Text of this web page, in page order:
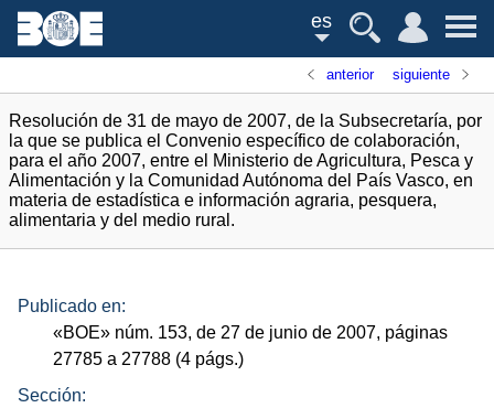
es
anterior siguiente
Resolución de 31 de mayo de 2007, de la Subsecretaría, por
la que se publica el Convenio específico de colaboración,
para el año 2007, entre el Ministerio de Agricultura, Pesca y
Alimentación y la Comunidad Autónoma del País Vasco, en
materia de estadística e información agraria, pesquera,
alimentaria y del medio rural.
Publicado en:
«BOE» núm. 153, de 27 de junio de 2007, páginas
27785 a 27788 (4 págs.)
Sección: